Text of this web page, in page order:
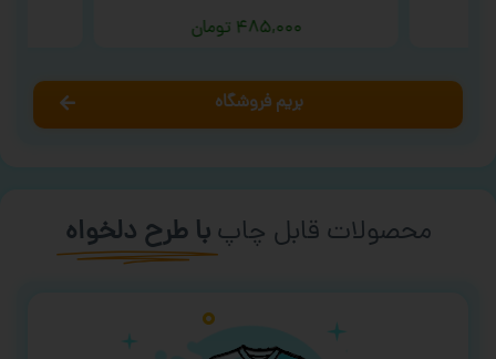
۴۸۵,۰۰۰ تومان
بریم فروشگاه
محصولات قابل چاپ با طرح دلخواه